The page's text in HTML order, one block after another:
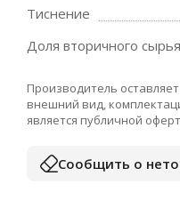
Тиснение
Доля вторичного сырья
Производитель
внешний вид,
является публичной
Сообщить о